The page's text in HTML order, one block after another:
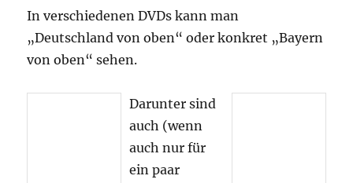
In verschiedenen DVDs kann man
„Deutschland von oben“ oder konkret „Bayern
von oben“ sehen.
Darunter sind
auch (wenn
auch nur für
ein paar